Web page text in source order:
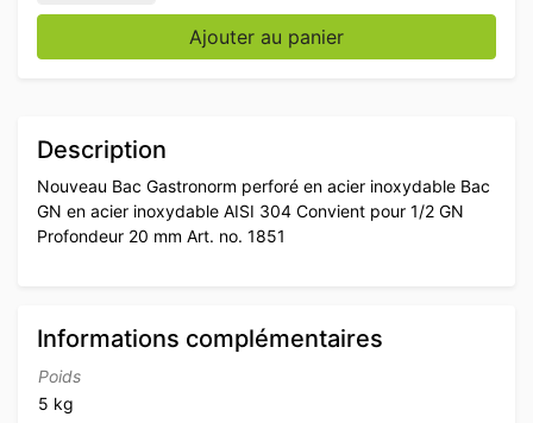
Ajouter au panier
Description
Nouveau Bac Gastronorm perforé en acier inoxydable Bac
GN en acier inoxydable AISI 304 Convient pour 1/2 GN
Profondeur 20 mm Art. no. 1851
Informations complémentaires
Poids
5 kg